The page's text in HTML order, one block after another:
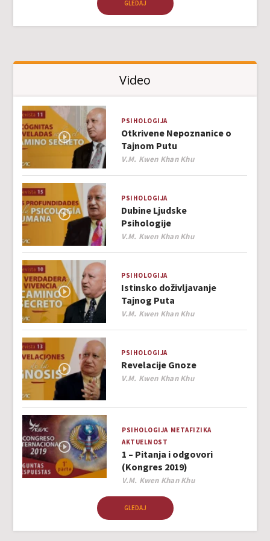
GLEDAJ
Video
PSIHOLOGIJA
Otkrivene Nepoznanice o
Tajnom Putu
Author
V.M. Kwen Khan Khu
PSIHOLOGIJA
Dubine Ljudske
Psihologije
Author
V.M. Kwen Khan Khu
PSIHOLOGIJA
Istinsko doživljavanje
Tajnog Puta
Author
V.M. Kwen Khan Khu
PSIHOLOGIJA
Revelacije Gnoze
Author
V.M. Kwen Khan Khu
PSIHOLOGIJA METAFIZIKA
AKTUELNOST
1 – Pitanja i odgovori
(Kongres 2019)
Author
V.M. Kwen Khan Khu
GLEDAJ